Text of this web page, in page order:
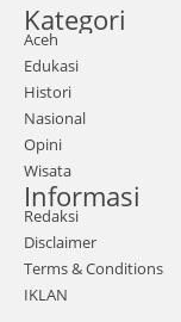
|Day
ah
Daru
l
Ulu
m
Sya
mtali
ra
Bayu
A
N
Kategori
Aceh
Edukasi
Histori
Nasional
Opini
Wisata
Informasi
Redaksi
Disclaimer
Terms & Conditions
IKLAN